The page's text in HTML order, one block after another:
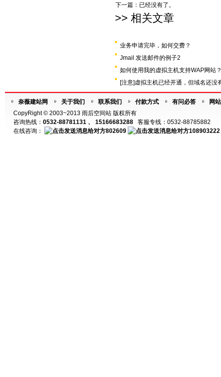
下一篇：已经没有了。
>> 相关文章
业务申请完毕，如何交费？
Jmail 发送邮件的例子2
如何使用我的虚拟主机支持WAP网站
[注意]虚拟主机已经开通，但域名还
奈薇建站网 关于我们 联系我们 付款方式 有问必答
网
CopyRight © 2003~2013 雨后空间站 版权所有
咨询热线： 0532-88781131 、 15166683288 客服专线：0532-88785882
在线咨询：
802609 108903222